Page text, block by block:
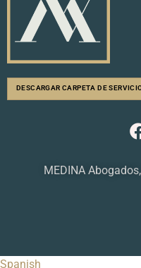
DESCARGAR CARPETA DE
MEDINA
Spanish